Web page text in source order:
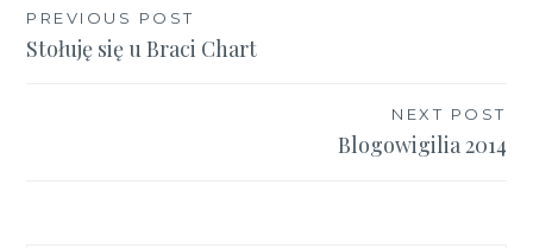
Nawigacja
wpisu
PREVIOUS POST
Stołuję się u Braci Chart
NEXT POST
Blogowigilia 2014